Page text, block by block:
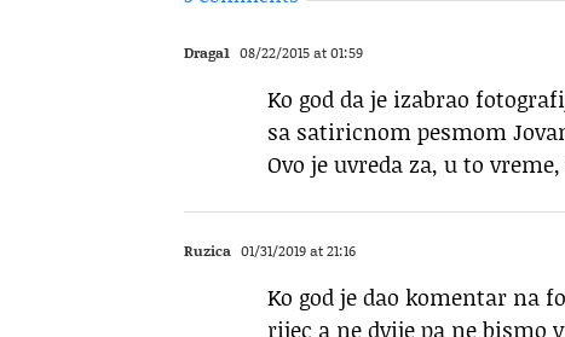
Draga1 08/22/2015 at 01:59
Ko god da je izabrao
sa satiricnom pesmom
Ovo je uvreda za, u to
Ruzica 01/31/2019 at 21:16
Ko god je dao komentar na
rijec a ne dvije pa ne